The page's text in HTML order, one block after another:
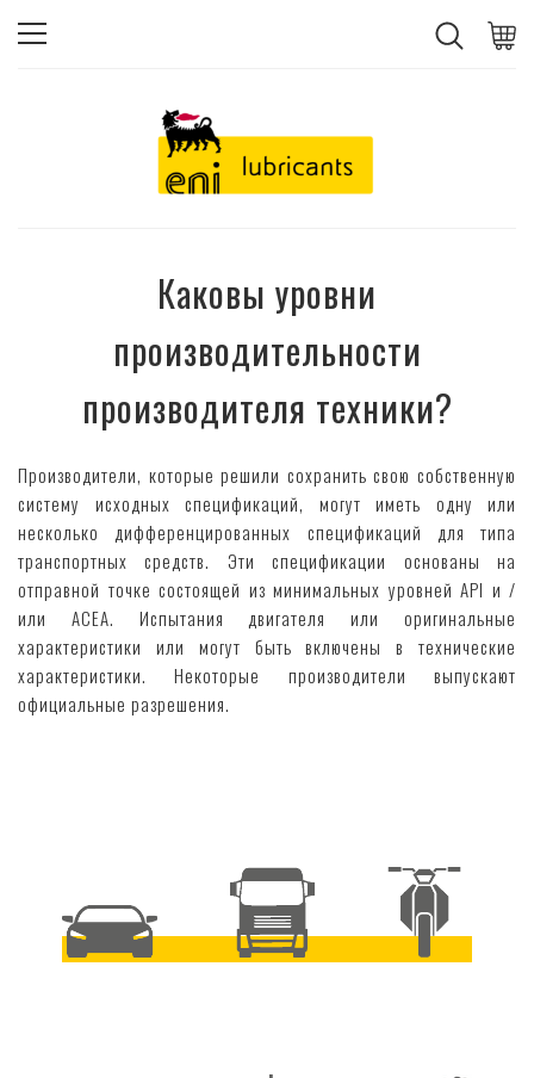
Каковы уровни
производительности
производителя техники?
Производители, которые решили сохранить свою собственную
систему исходных спецификаций, могут иметь одну или
несколько дифференцированных спецификаций для типа
транспортных средств. Эти спецификации основаны на
отправной точке состоящей из минимальных уровней API и /
или ACEA. Испытания двигателя или оригинальные
характеристики или могут быть включены в технические
характеристики. Некоторые производители выпускают
официальные разрешения.